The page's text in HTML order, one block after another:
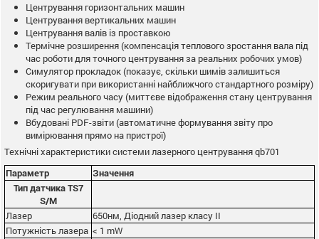
Центрування горизонтальних машин
Центрування вертикальних машин
Центрування валів із проставкою
Термічне розширення (компенсація теплового зростання вала під
час роботи для точного центрування за реальних робочих умов)
Симулятор прокладок (показує, скільки шимів залишиться
скоригувати при використанні найближчого стандартного розміру)
Режим реального часу (миттєве відображення стану центрування
під час регулювання машини)
Вбудовані PDF-звіти (автоматичне формування звіту про
вимірювання прямо на пристрої)
Технічні характеристики системи лазерного центрування qb701
Параметр
Значення
Тип датчика TS7
S/M
Лазер
650нм, Діодний лазер класу II
Потужність лазера < 1 mW